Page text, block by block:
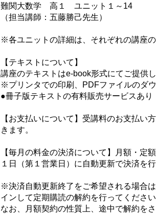
難関大数学 高１ ユニット１～14
（担当講師：五藤勝己先生）
※各ユニットの詳細は、それぞれの講座
【テキストについて】
講座のテキストはe-book形式にてご提供
※プリンタでの印刷、PDFファイルのダウ
●冊子版テキストの有料販売サービスあり
【お支払いについて】受講料のお支払い
きます。
【毎月の料金の決済について】月額・定
１日（第１営業日）に自動更新で決済を行
※決済自動更新終了をご希望される場合
インして定期購読の解約を行ってください
なお、月額契約の性質上、途中で解約を